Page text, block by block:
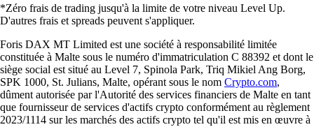
*Zéro frais de trading jusqu'à la limite de votre niveau Level Up.
D'autres frais et spreads peuvent s'appliquer.
Foris DAX MT Limited est une société à responsabilité limitée
constituée à Malte sous le numéro d'immatriculation C 88392 et dont le
siège social est situé au Level 7, Spinola Park, Triq Mikiel Ang Borg,
SPK 1000, St. Julians, Malte, opérant sous le nom Crypto.com,
dûment autorisée par l'Autorité des services financiers de Malte en tant
que fournisseur de services d'actifs crypto conformément au règlement
2023/1114 sur les marchés des actifs crypto tel qu'il est mis en œuvre à